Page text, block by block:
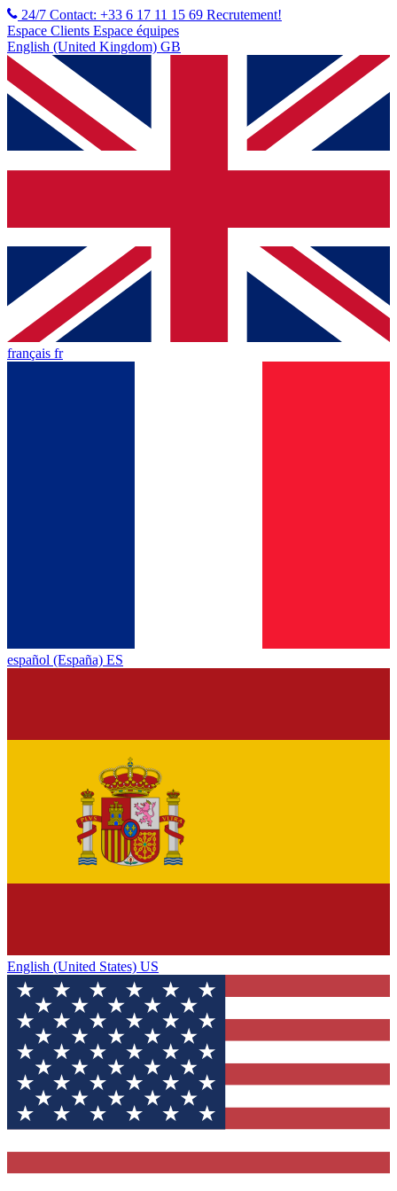
24/7 Contact: +33 6 17 11 15 69 Recrutement!
Espace Clients Espace équipes
English (United Kingdom) GB
français fr
español (España) ES
English (United States) US